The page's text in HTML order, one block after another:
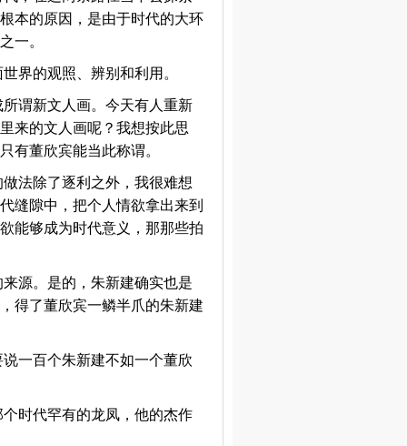
本的原因，是由于时代的大环
一。
界的观照、辨别和利用。
谓新文人画。今天有人重新
来的文人画呢？我想按此思
有董欣宾能当此称谓。
法除了逐利之外，我很难想
缝隙中，把个人情欲拿出来到
能够成为时代意义，那那些拍
源。是的，朱新建确实也是
得了董欣宾一鳞半爪的朱新建
一百个朱新建不如一个董欣
时代罕有的龙凤，他的杰作